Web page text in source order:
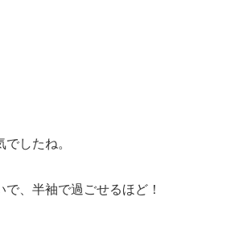
したね。
、半袖で過ごせるほど！